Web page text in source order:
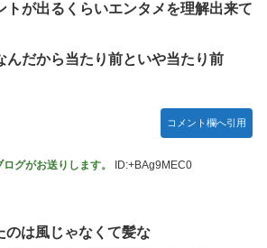
トが出るくらいエンタメを理解出来て
んだから当たり前といや当たり前
コメント欄へ引用
グがお送りします。 ID:+BAg9MEC0
のは風じゃなくて髪な